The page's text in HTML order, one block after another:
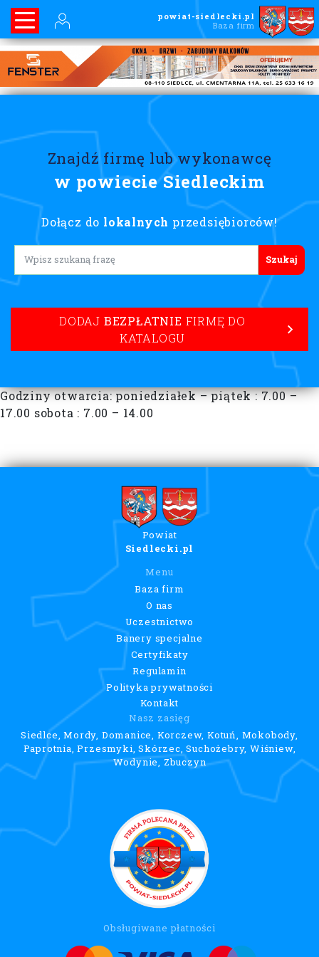
powiat-siedlecki.pl
Baza firm
Znajdź firmę lub wykonawcę
w powiecie Siedleckim
Dołącz do lokalnych przedsiębiorców!
Lorem ipsum
DODAJ BEZPŁATNIE FIRMĘ DO
KATALOGU
Godziny otwarcia: poniedziałek – piątek : 7.00 –
17.00 sobota : 7.00 – 14.00
Powiat
Siedlecki.pl
Menu
Baza firm
O nas
Uczestnictwo
Banery specjalne
Certyfikaty
Regulamin
Polityka prywatności
Kontakt
Nasz zasięg
Siedlce, Mordy, Domanice, Korczew, Kotuń, Mokobody,
Paprotnia, Przesmyki, Skórzec, Suchożebry, Wiśniew,
Wodynie, Zbuczyn
Obsługiwane płatności